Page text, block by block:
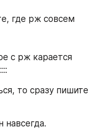
где рж совсем
с рж карается
то сразу пишите
навсегда.